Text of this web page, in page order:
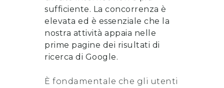
sufficiente. La concorrenza è
elevata ed è essenziale che la
nostra attività appaia nelle
prime pagine dei risultati di
ricerca di Google.
È fondamentale che gli utenti